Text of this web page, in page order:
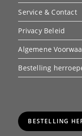
Service & Contact
Privacy Beleid
Algemene
Bestelling
BESTELLING